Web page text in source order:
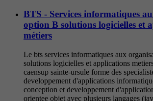
BTS - Services informatiques
option B solutions logicielles et
métiers
Le bts services informatiques aux
solutions logicielles et applications
caensup sainte-ursule forme des
developpement d'applications
conception et developpement
orientee objet avec plusieurs langages